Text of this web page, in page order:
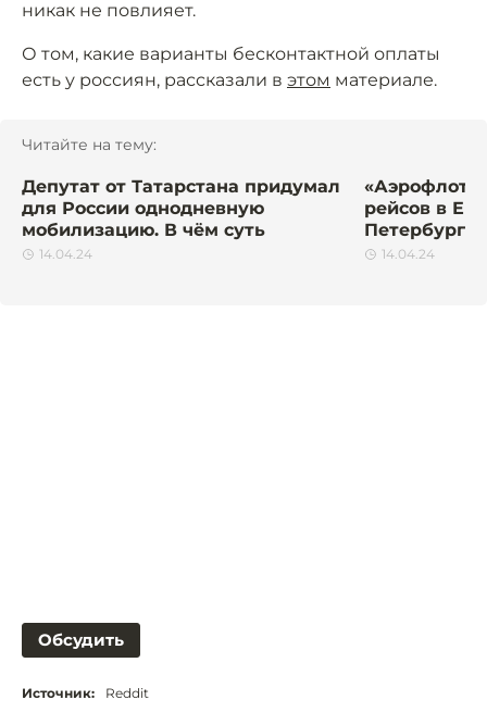
никак не повлияет.
О том, какие варианты бесконтактной оплаты
есть у россиян, рассказали в этом материале.
Читайте на тему:
Депутат от Татарстана придумал
для России однодневную
мобилизацию. В чём суть
14.04.24
«Аэрофлот»
рейсов в
14.04.24
Обсудить
Источник: Reddit